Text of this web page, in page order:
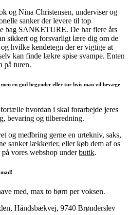
og Nina Christensen, underviser og
sanker der levere til top
bag SANKETURE. De har flere års
sikkert og forsvarligt lære dig om de
hvilke kendetegn der er vigtige at
kan finde lækre spise svampe. Enten
på turen.
en god begynder eller tur hvis man vil bevæge
hvordan i skal forarbejde jeres
bevaring og tilberedning.
og medbring gerne en urtekniv, saks,
sanket lækkerier, eller køb dem af os
vores webshop underbutik.
med, max to børn per voksen.
Håndsbækvej, 9740 Brønderslev